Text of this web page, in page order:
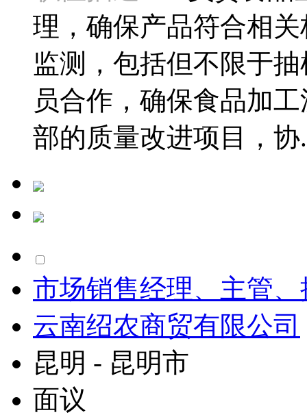
理，确保产品符合相
监测，包括但不限于
员合作，确保食品加
部的质量改进项目，协
市场销售经理、主管、
云南绍农商贸有限公司
昆明 - 昆明市
面议